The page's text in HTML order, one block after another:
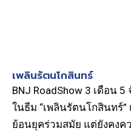
เพลินรัตนโกสินทร์
BNJ RoadShow 3 เดือน
ในธีม “เพลินรัตนโกสินทร์
ย้อนยุคร่วมสมัย แต่ยังคงค